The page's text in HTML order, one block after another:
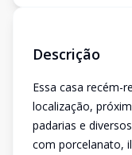
Descrição
Essa casa recém-
localização,
padarias e
com porcelanato,